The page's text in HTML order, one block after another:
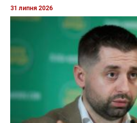
31 липня 2026